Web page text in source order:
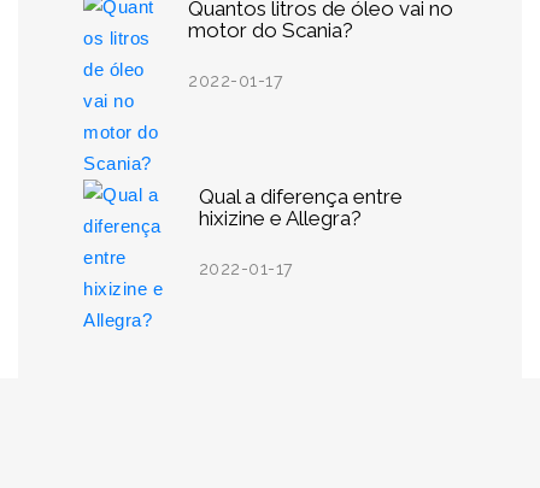
Quantos litros de óleo vai no
motor do Scania?
2022-01-17
Qual a diferença entre
hixizine e Allegra?
2022-01-17